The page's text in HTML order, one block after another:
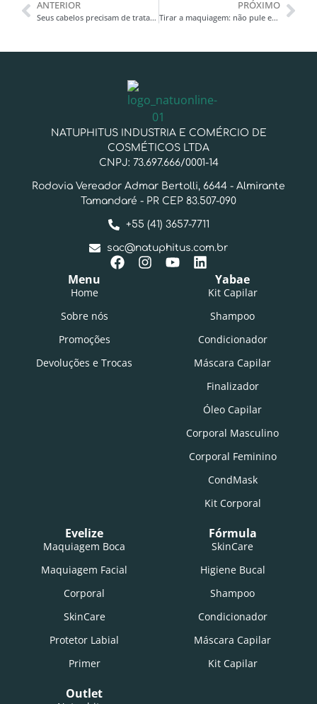
ANTERIOR
Seus cabelos precisam de tratamento intenso?
PRÓXIMO
Tirar a maquiagem: não pule esta etapa!
NATUPHITUS INDUSTRIA E COMÉRCIO DE
COSMÉTICOS LTDA
CNPJ: 73.697.666/0001-14
Rodovia Vereador Admar Bertolli, 6644 - Almirante
Tamandaré - PR CEP 83.507-090
+55 (41) 3657-7711
sac@natuphitus.com.br
Menu
Home
Sobre nós
Promoções
Devoluções e Trocas
Yabae
Kit Capilar
Shampoo
Condicionador
Máscara Capilar
Finalizador
Óleo Capilar
Corporal Masculino
Corporal Feminino
CondMask
Kit Corporal
Evelize
Maquiagem Boca
Maquiagem Facial
Corporal
SkinCare
Protetor Labial
Primer
Fórmula
SkinCare
Higiene Bucal
Shampoo
Condicionador
Máscara Capilar
Kit Capilar
Outlet